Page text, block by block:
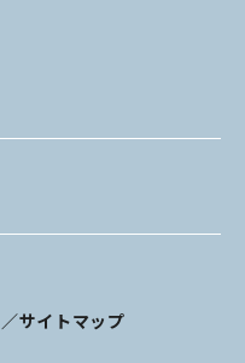
／サイトマップ